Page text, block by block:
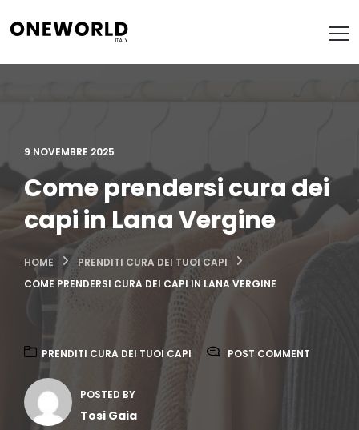
9 NOVEMBRE 2025
Come prendersi cura dei
capi in Lana Vergine
HOME
PRENDITI CURA DEI TUOI CAPI
COME PRENDERSI CURA DEI CAPI IN LANA VERGINE
PRENDITI CURA DEI TUOI CAPI POST COMMENT
POSTED BY
Tosi Gaia